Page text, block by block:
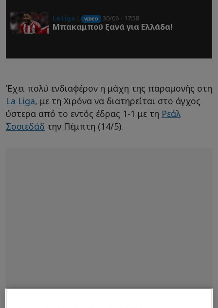
La Liga | VIDEO 30/06 - 17:58
Μπακαμπού ξανά για Ελλάδα!
Έχει πολύ ενδιαφέρον η μάχη της παραμονής στη
La Liga, με τη Χιρόνα να διατηρείται στο άγχος
ύστερα από το εντός έδρας 1-1 με τη Ρεάλ
Σοσιεδάδ την Πέμπτη (14/5).